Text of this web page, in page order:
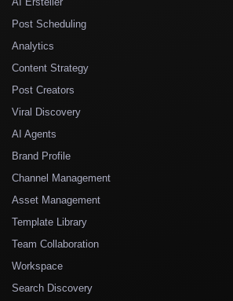
Post Scheduling
Analytics
Content Strategy
Post Creators
Viral Discovery
AI Agents
Brand Profile
Channel Management
Asset Management
Template Library
Team Collaboration
Workspace
Search Discovery